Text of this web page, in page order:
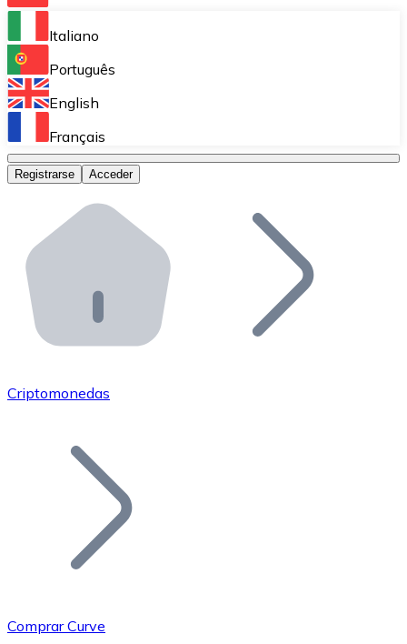
Bitnovo Ramp
Integra nuestra solución en tu plataforma.
Bitnovo Giftcards
Bitnovo OTC
Bitnovo ATM
Integra un ATM Bitnovo en tu negocio y permite que
Bitnovo API
Integra nuestra API en tu ecosistema.
Únete a nuestra red de distribuidores.
Añade tu proyecto a nuestro ecosistema.
Italiano
Português
English
Français
Registrarse Acceder
Criptomonedas
Comprar Curve